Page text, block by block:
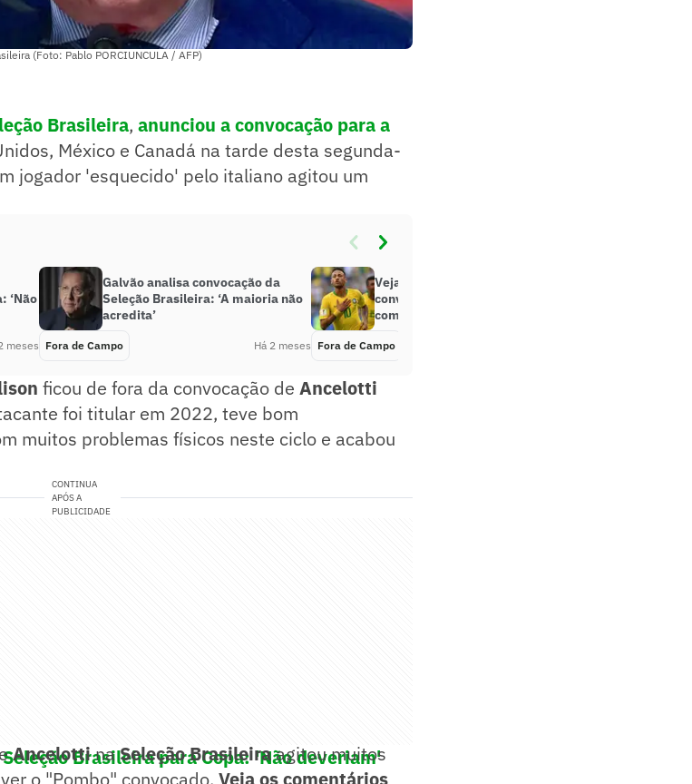
(Foto: Pablo PORCIUNCULA / AFP)
Brasileira, anunciou aconvocação para a
México e Canadá na tarde desta segunda-
jogador 'esquecido' pelo italiano agitou um
‘Não
meses
Galvão analisa convocação da
Seleção Brasileira: ‘A maioria não
acredita’
Fora de Campo Há 2 meses
Veja reação de Neymar à
convocação para a Copa do Mundo
com a Seleção
Fora de Campo
ficou de fora da convocação de Ancelotti
foi titular em 2022, teve bom
muitos problemas físicos neste ciclo e acabou
CONTINUA
APÓS A
PUBLICIDADE
Brasileira para Copa: 'Não deveriam'
AncelottinaSeleção Brasileiraagitou muitos